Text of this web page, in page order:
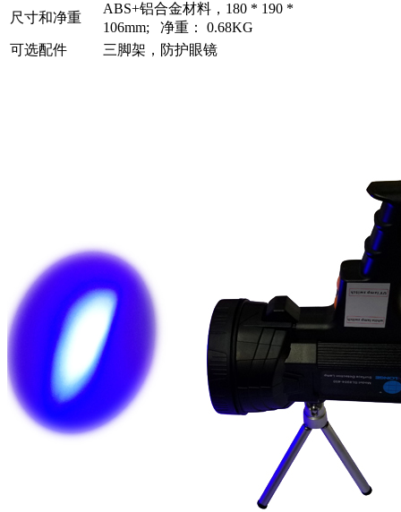
尺寸和净重
ABS+铝合金材料，180 * 190 *
106mm; 净重： 0.68KG
可选配件
三脚架，防护眼镜